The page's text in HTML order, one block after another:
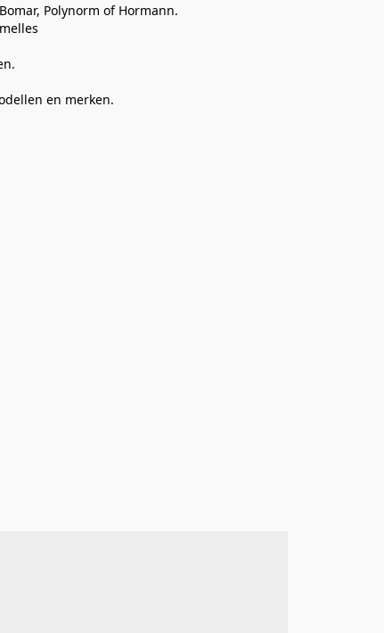
Polynorm of Hormann.
en merken.